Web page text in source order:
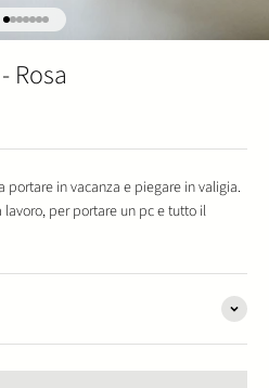
Vai all'articolo 1
Vai all'articolo 2
Vai all'articolo 3
Vai all'articolo 4
Vai all'articolo 5
Vai all'articolo 6
Vai all'articolo 7
Rosa
in vacanza e piegare in valigia.
per portare un pc e tutto il